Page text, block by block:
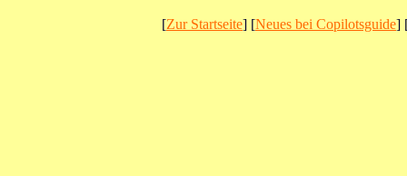
[Zur Startseite] [Neues bei Copilotsguide]